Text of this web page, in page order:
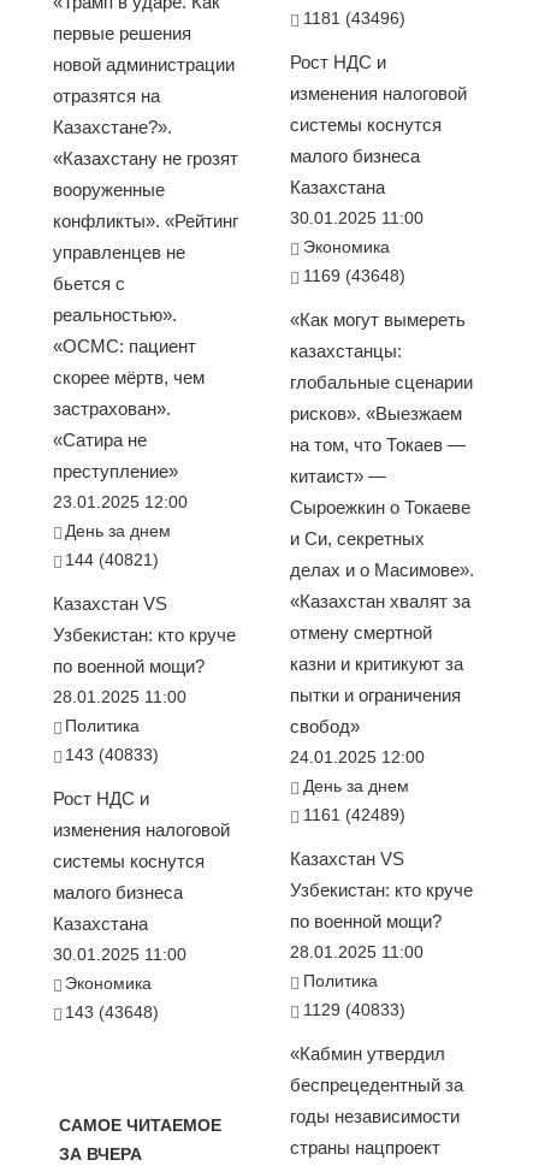
первые решения
новой администрации
отразятся на
Казахстане?».
«Казахстану не грозят
вооруженные
конфликты». «Рейтинг
управленцев не
бьется с
реальностью».
«ОСМС: пациент
скорее мёртв, чем
застрахован».
«Сатира не
преступление»
23.01.2025 12:00
День за днем
144 (40821)
Казахстан VS
Узбекистан: кто круче
по военной мощи?
28.01.2025 11:00
Политика
143 (40833)
Рост НДС и
изменения налоговой
системы коснутся
малого бизнеса
Казахстана
30.01.2025 11:00
Экономика
143 (43648)
САМОЕ ЧИТАЕМОЕ
ЗА ВЧЕРА
1181 (43496)
Рост НДС и
изменения налоговой
системы коснутся
малого бизнеса
Казахстана
30.01.2025 11:00
Экономика
1169 (43648)
«Как могут вымереть
казахстанцы:
глобальные сценарии
рисков». «Выезжаем
на том, что Токаев —
китаист» —
Сыроежкин о Токаеве
и Си, секретных
делах и о Масимове».
«Казахстан хвалят за
отмену смертной
казни и критикуют за
пытки и ограничения
свобод»
24.01.2025 12:00
День за днем
1161 (42489)
Казахстан VS
Узбекистан: кто круче
по военной мощи?
28.01.2025 11:00
Политика
1129 (40833)
«Кабмин утвердил
беспрецедентный за
годы независимости
страны нацпроект